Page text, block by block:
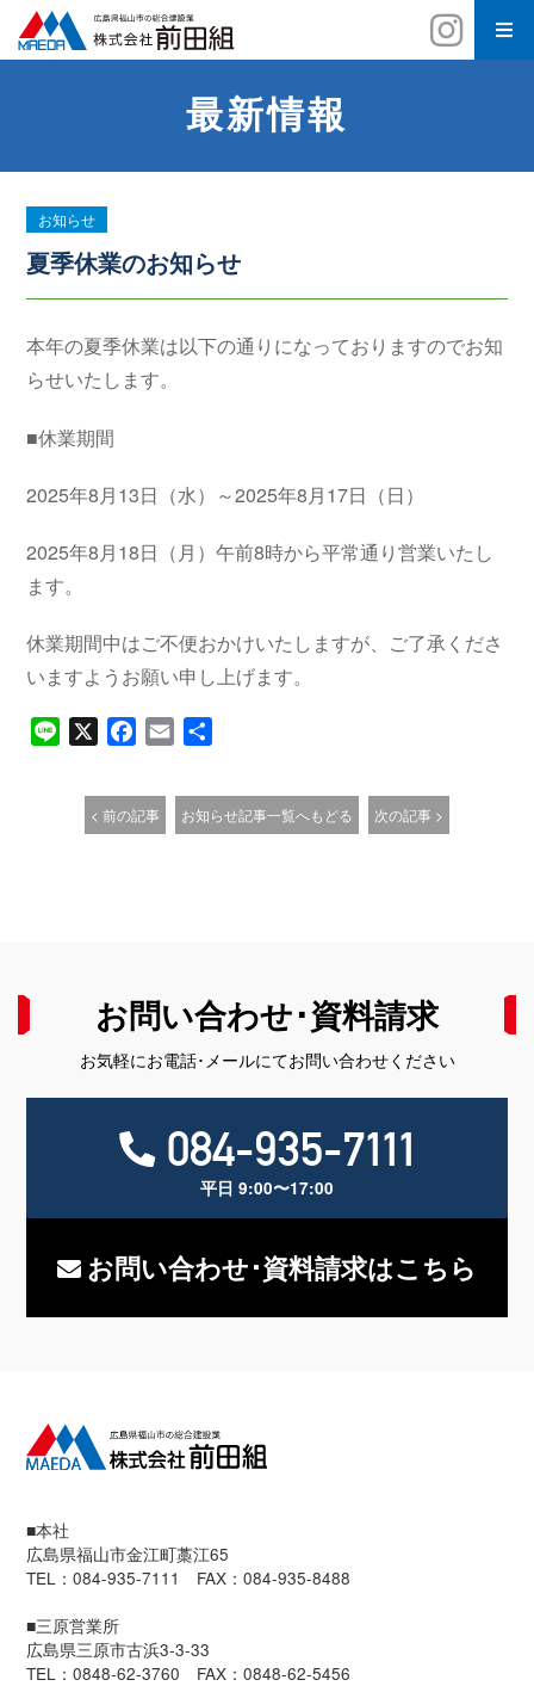
最新情報
お知らせ
夏季休業のお知らせ
本年の夏季休業は以下の通りになっておりますのでお知
らせいたします。
■休業期間
2025年8月13日（水）～2025年8月17日（日）
2025年8月18日（月）午前8時から平常通り営業いたし
ます。
休業期間中はご不便おかけいたしますが、ご了承くださ
いますようお願い申し上げます。
Line FacebookEmail
< 前の記事 お知らせ記事一覧へもどる 次の記事 >
お問い合わせ･資料請求
お気軽にお電話･メールにてお問い合わせください
084-935-7111
平日 9:00〜17:00
お問い合わせ･資料請求はこちら
■本社
広島県福山市金江町藁江65
TEL：084-935-7111 FAX：084-935-8488
■三原営業所
広島県三原市古浜3-3-33
TEL：0848-62-3760 FAX：0848-62-5456